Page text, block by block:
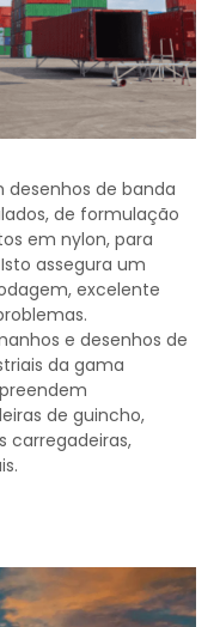
desenhos de banda
de formulação
em nylon, para
assegura um
excelente
e desenhos de
da gama
de guincho,
carregadeiras,